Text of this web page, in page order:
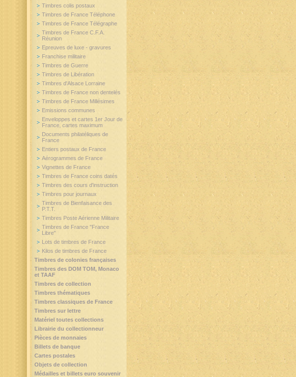
Timbres colis postaux
Timbres de France Téléphone
Timbres de France Télégraphe
Timbres de France C.F.A.
Réunion
Epreuves de luxe - gravures
Franchise militaire
Timbres de Guerre
Timbres de Libération
Timbres d'Alsace Lorraine
Timbres de France non dentelés
Timbres de France Millésimes
Emissions communes
Enveloppes et cartes 1er Jour de
France, cartes maximum
Documents philatéliques de
France
Entiers postaux de France
Aérogrammes de France
Vignettes de France
Timbres de France coins datés
Timbres des cours d'instruction
Timbres pour journaux
Timbres de Bienfaisance des
P.T.T.
Timbres Poste Aérienne Militaire
Timbres de France "France
Libre"
Lots de timbres de France
Kilos de timbres de France
Timbres de colonies françaises
Timbres des DOM TOM, Monaco
et TAAF
Timbres de collection
Timbres thématiques
Timbres classiques de France
Timbres sur lettre
Matériel toutes collections
Librairie du collectionneur
Pièces de monnaies
Billets de banque
Cartes postales
Objets de collection
Médailles et billets euro souvenir